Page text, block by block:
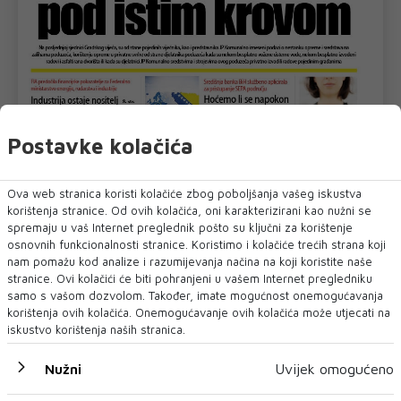
REGIJA
Postavke kolačića
Ova web stranica koristi kolačiće zbog poboljšanja vašeg iskustva
korištenja stranice. Od ovih kolačića, oni karakterizirani kao nužni se
spremaju u vaš Internet preglednik pošto su ključni za korištenje
osnovnih funkcionalnosti stranice. Koristimo i kolačiće trećih strana koji
nam pomažu kod analize i razumijevanja načina na koji koristite naše
stranice. Ovi kolačići će biti pohranjeni u vašem Internet pregledniku
samo s vašom dozvolom. Također, imate mogućnost onemogućavanja
korištenja ovih kolačića. Onemogućavanje ovih kolačića može utjecati na
iskustvo korištenja naših stranica.
Nužni Uvijek omogućeno